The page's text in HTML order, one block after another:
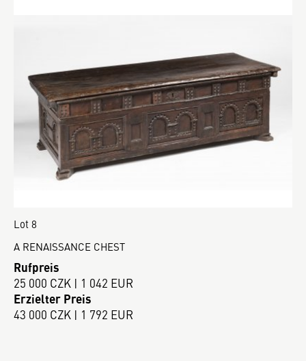
Lot 8
A RENAISSANCE CHEST
Rufpreis
25 000 CZK | 1 042 EUR
Erzielter Preis
43 000 CZK | 1 792 EUR